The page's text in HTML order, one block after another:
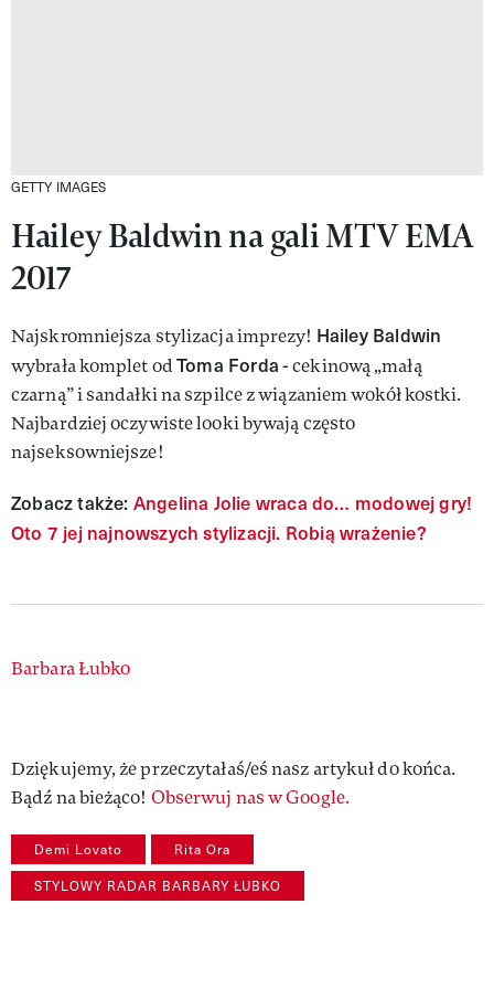
GETTY IMAGES
Hailey Baldwin na gali MTV EMA
2017
Najskromniejsza stylizacja imprezy! Hailey Baldwin
wybrała komplet odToma Forda- cekinową „małą
czarną” i sandałki na szpilce z wiązaniem wokół kostki.
Najbardziej oczywiste looki bywają często
najseksowniejsze!
Zobacz także: Angelina Jolie wraca do… modowej gry!
Oto 7 jej najnowszych stylizacji. Robią wrażenie?
Authors
Barbara Łubko
Dziękujemy, że przeczytałaś/eś nasz artykuł do końca.
Bądź na bieżąco! Obserwuj nas w Google.
Demi Lovato Rita Ora
STYLOWY RADAR BARBARY ŁUBKO